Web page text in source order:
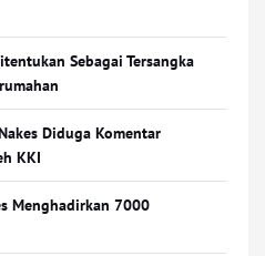
Sebagai Tersangka
Diduga Komentar
KKI
Menghadirkan 7000